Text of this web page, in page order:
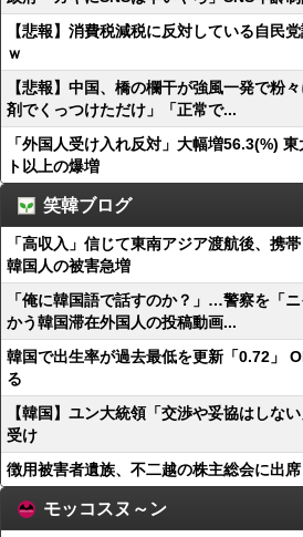
【悲報】消費税減税に反対している自民
ｗ
【悲報】中国、橋の欄干が強風一発で
剤でくっつけただけ」「正常で...
「外国人受け入れ反対」大幅増56.3(%)
ト以上の爆増
笑韓ブログ
「高収入」信じて東南アジア渡航後、携
韓国人の被害急増
「俺に韓国語で話すのか？」…警察を「
かう韓国滞在外国人の投稿動画...
韓国で出生率が過去最低を更新「0.72」
る
【韓国】ユン大統領「交渉や妥協はしな
受け
徴用被害者遺族、不二越の株主総会に出
モッコスヌ～ン